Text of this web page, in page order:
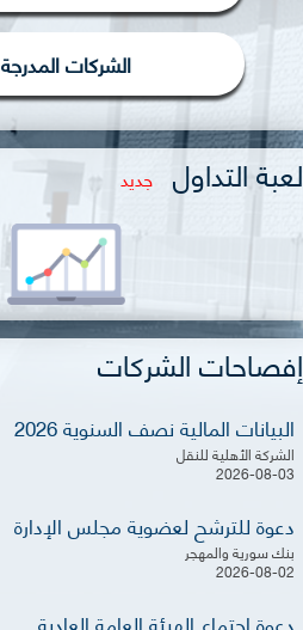
الشركات المدرجة
لعبة التداول جديد
إفصاحات الشركات
البيانات المالية نصف السنوية 2026
الشركة الأهلية للنقل
2026-08-03
دعوة للترشح لعضوية مجلس الإدارة
بنك سورية والمهجر
2026-08-02